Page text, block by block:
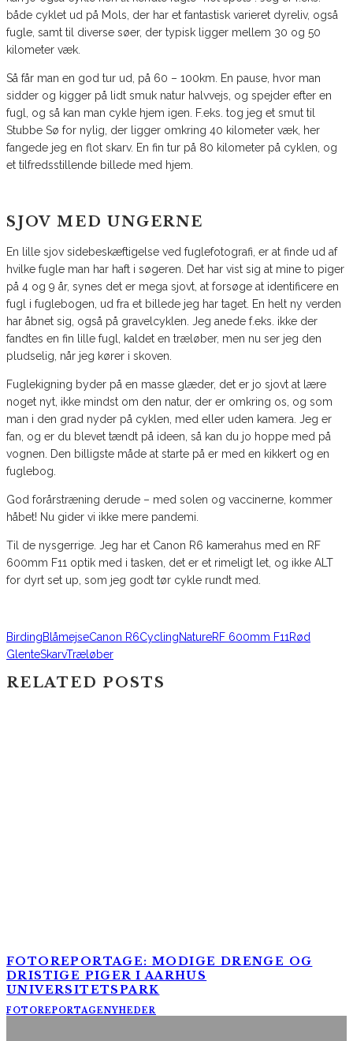
både cyklet ud på Mols, der har et fantastisk varieret dyreliv, også
fugle, samt til diverse søer, der typisk ligger mellem 30 og 50
kilometer væk.
Så får man en god tur ud, på 60 – 100km. En pause, hvor man
sidder og kigger på lidt smuk natur halvvejs, og spejder efter en
fugl, og så kan man cykle hjem igen. F.eks. tog jeg et smut til
Stubbe Sø for nylig, der ligger omkring 40 kilometer væk, her
fangede jeg en flot skarv. En fin tur på 80 kilometer på cyklen, og
et tilfredsstillende billede med hjem.
SJOV MED UNGERNE
En lille sjov sidebeskæftigelse ved fuglefotografi, er at finde ud af
hvilke fugle man har haft i søgeren. Det har vist sig at mine to piger
på 4 og 9 år, synes det er mega sjovt, at forsøge at identificere en
fugl i fuglebogen, ud fra et billede jeg har taget. En helt ny verden
har åbnet sig, også på gravelcyklen. Jeg anede f.eks. ikke der
fandtes en fin lille fugl, kaldet en træløber, men nu ser jeg den
pludselig, når jeg kører i skoven.
Fuglekigning byder på en masse glæder, det er jo sjovt at lære
noget nyt, ikke mindst om den natur, der er omkring os, og som
man i den grad nyder på cyklen, med eller uden kamera. Jeg er
fan, og er du blevet tændt på ideen, så kan du jo hoppe med på
vognen. Den billigste måde at starte på er med en kikkert og en
fuglebog.
God forårstræning derude – med solen og vaccinerne, kommer
håbet! Nu gider vi ikke mere pandemi.
Til de nysgerrige. Jeg har et Canon R6 kamerahus med en RF
600mm F11 optik med i tasken, det er et rimeligt let, og ikke ALT
for dyrt set up, som jeg godt tør cykle rundt med.
BirdingBlåmejseCanon R6CyclingNatureRF 600mm F11Rød
GlenteSkarvTræløber
RELATED POSTS
FOTOREPORTAGE: MODIGE DRENGE OG
DRISTIGE PIGER I AARHUS
UNIVERSITETSPARK
FOTOREPORTAGENYHEDER